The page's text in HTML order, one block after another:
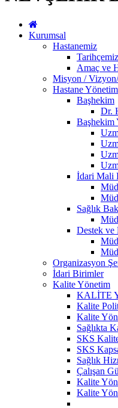
Kurumsal
Hastanemiz
Tarihçemiz
Amaç ve
Misyon /
Hastane
Başhekim
Dr.
Başhekim
İdari Mali
Sağlık
Destek ve
Organizasyon
İdari Birimler
Kalite Yönetim
KALİTE
Kalite
Kalite
Sağlıkta
SKS
SKS
Sağlık
Çalışan
Kalite
Kalite